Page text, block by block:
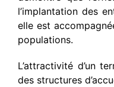
l’implantation des
elle est
populations.
L’attractivité d’un
des structures